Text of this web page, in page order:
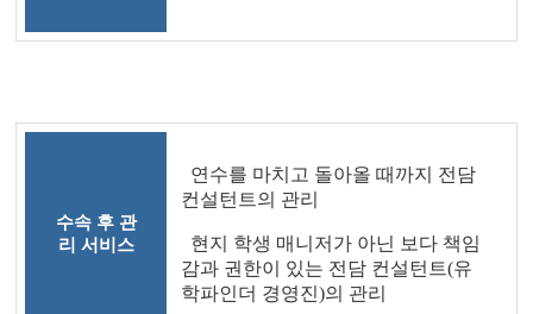
수속 후 관
리 서비스
연수를 마치고 돌아올 때까지 전담
컨설턴트의 관리
현지 학생 매니저가 아닌 보다 책임
감과 권한이 있는 전담 컨설턴트(유
학파인더 경영진)의 관리